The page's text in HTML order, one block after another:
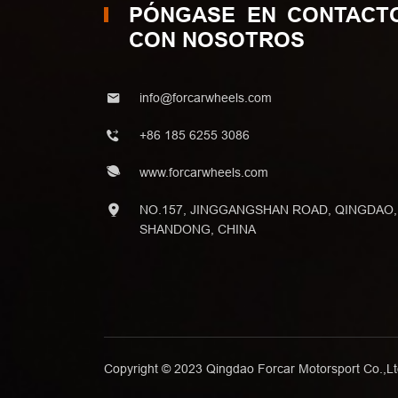
PÓNGASE EN
CON NOSOTROS
info@forcarwheels.com
+86 185 6255 3086
www.forcarwheels.com
NO.157, JINGGANGSHAN ROAD, QINGDAO,
SHANDONG, CHINA
Copyright © 2023 Qingdao Forcar Motorsport